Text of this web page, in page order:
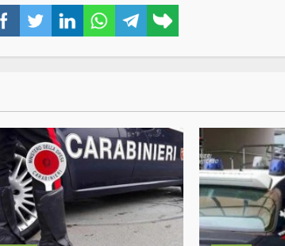
FacebookTwitterLinkedInWhatsAppTelegram
link